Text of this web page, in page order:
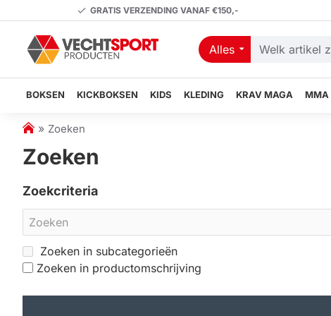
GRATIS VERZENDING VANAF €150,-
Alles
Welk
zoekt
BOKSEN KICKBOKSEN KIDS KLEDING KRAV MAGA MMA
h
m
Zoeken
Zoeken
Zoekcriteria
Zoeken in subcategorieën
Zoeken in productomschrijving